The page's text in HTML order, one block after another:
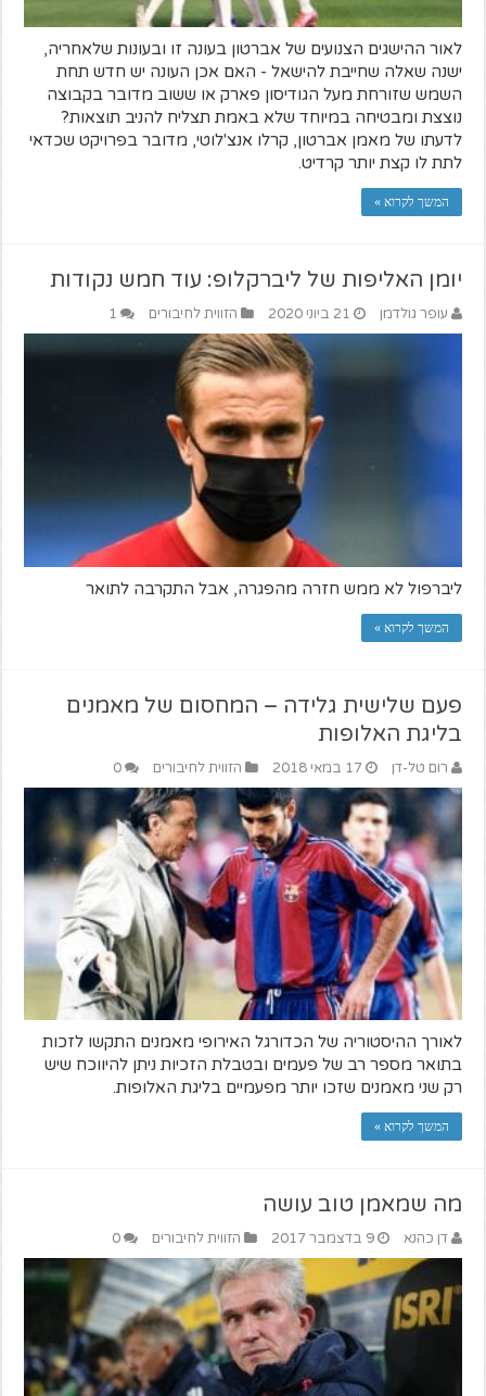
לאור ההישגים הצנועים של אברטון בעונה זו ובעונות שלאחריה,
ישנה שאלה שחייבת להישאל - האם אכן העונה יש חדש תחת
השמש שזורחת מעל הגודיסון פארק או ששוב מדובר בקבוצה
נוצצת ומבטיחה במיוחד שלא באמת תצליח להניב תוצאות?
לדעתו של מאמן אברטון, קרלו אנצ'לוטי, מדובר בפרויקט שכדאי
לתת לו קצת יותר קרדיט.
המשך לקרוא »
יומן האליפות של ליברקלופ: עוד חמש נקודות
עופר גולדמן 21 ביוני 2020 הזווית לחיבורים 1
ליברפול לא ממש חזרה מהפגרה, אבל התקרבה לתואר
המשך לקרוא »
פעם שלישית גלידה – המחסום של מאמנים
בליגת האלופות
רום טל-דן 17 במאי 2018 הזווית לחיבורים 0
לאורך ההיסטוריה של הכדורגל האירופי מאמנים התקשו לזכות
בתואר מספר רב של פעמים ובטבלת הזכיות ניתן להיווכח שיש
רק שני מאמנים שזכו יותר מפעמיים בליגת האלופות.
המשך לקרוא »
מה שמאמן טוב עושה
דן כהנא 9 בדצמבר 2017 הזווית לחיבורים 0